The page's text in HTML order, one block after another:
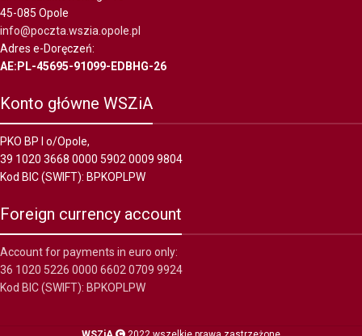
45-085 Opole
info@poczta.wszia.opole.pl
Adres e-Doręczeń:
AE:PL-45695-91099-EDBHG-26
Konto główne WSZiA
PKO BP I o/Opole,
39 1020 3668 0000 5902 0009 9804
Kod BIC (SWIFT): BPKOPLPW
Foreign currency account
Account for payments in euro only:
36 1020 5226 0000 6602 0709 9924
Kod BIC (SWIFT): BPKOPLPW